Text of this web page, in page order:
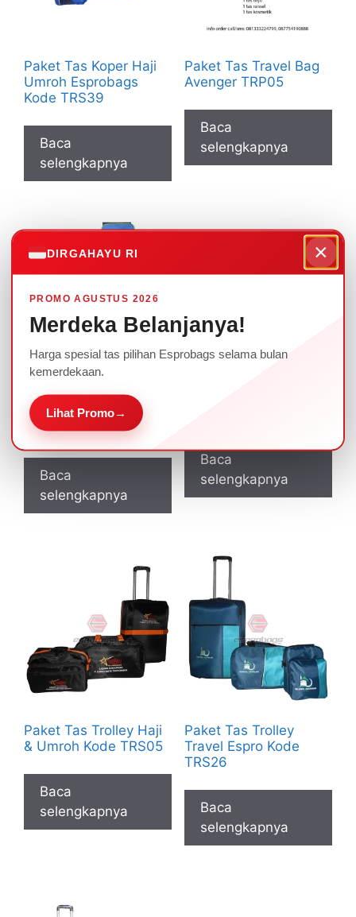
Paket Tas Koper Haji
Umroh Esprobags
Kode TRS39
Baca
selengkapnya
Paket Tas Travel Bag
Avenger TRP05
Baca
selengkapnya
Paket Tas Troley
Travel Haji & Umroh
Kode TRS20
Baca
selengkapnya
Baca
selengkapnya
Paket Tas Trolley Haji
& Umroh Kode TRS05
Baca
selengkapnya
Paket Tas Trolley
Travel Espro Kode
TRS26
Baca
selengkapnya
DIRGAHAYU RI ×
PROMO AGUSTUS 2026
Merdeka Belanjanya!
Harga spesial tas pilihan Esprobags selama bulan
kemerdekaan.
Lihat Promo→